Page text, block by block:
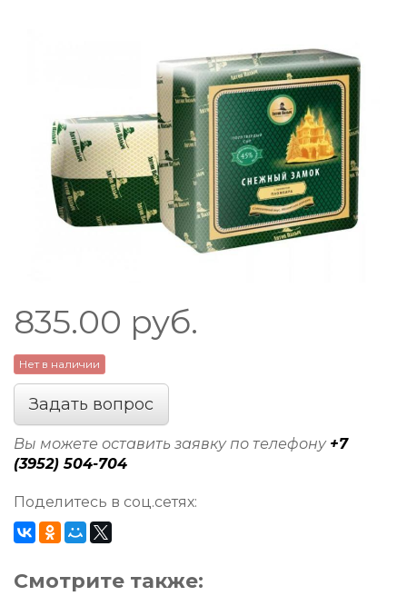
835.00 руб.
Нет в наличии
Задать вопрос
Вы можете оставить заявку по телефону +7
(3952) 504-704
Поделитесь в соц.сетях:
Смотрите также: